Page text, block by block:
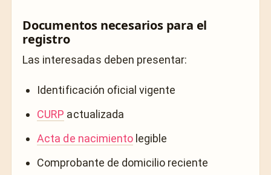
Documentos necesarios para el
registro
Las interesadas deben presentar:
Identificación oficial vigente
CURP actualizada
Acta de nacimientolegible
Comprobante de domicilio reciente